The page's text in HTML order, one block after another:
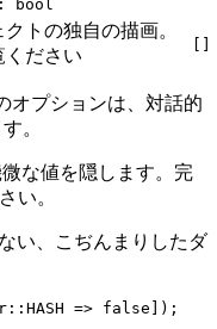
bool
トの独自の描画。
ください
オプションは、対話的
。
な値を隠します。完
い。
い、こぢんまりしたダ